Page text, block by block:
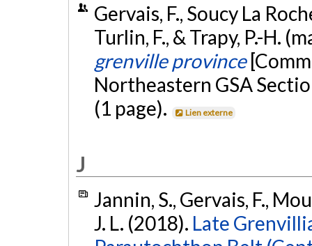
Gervais, F., Soucy La
Turlin, F., & Trapy, P.-H.
grenville province
Northeastern GSA
(1 page).
Lien externe
J
Jannin, S., Gervais, F.,
J. L. (2018). Late